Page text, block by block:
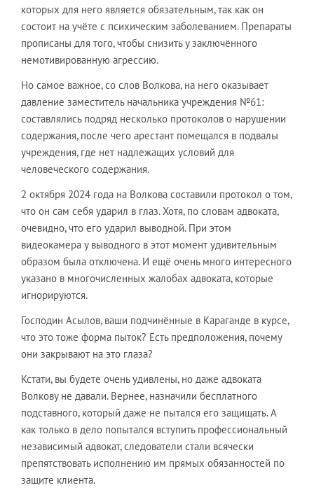
которых для него является обязательным, так как он
состоит на учёте с психическим заболеванием. Препараты
прописаны для того, чтобы снизить у заключённого
немотивированную агрессию.
Но самое важное, со слов Волкова, на него оказывает
давление заместитель начальника учреждения №61:
составлялись подряд несколько протоколов о нарушении
содержания, после чего арестант помещался в подвалы
учреждения, где нет надлежащих условий для
человеческого содержания.
2 октября 2024 года на Волкова составили протокол о том,
что он сам себя ударил в глаз. Хотя, по словам адвоката,
очевидно, что его ударил выводной. При этом
видеокамера у выводного в этот момент удивительным
образом была отключена. И ещё очень много интересного
указано в многочисленных жалобах адвоката, которые
игнорируются.
Господин Асылов, ваши подчинённые в Караганде в курсе,
что это тоже форма пыток? Есть предположения, почему
они закрывают на это глаза?
Кстати, вы будете очень удивлены, но даже адвоката
Волкову не давали. Вернее, назначили бесплатного
подставного, который даже не пытался его защищать. А
как только в дело попытался вступить профессиональный
независимый адвокат, следователи стали всячески
препятствовать исполнению им прямых обязанностей по
защите клиента.